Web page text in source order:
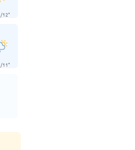
/12°
/11°